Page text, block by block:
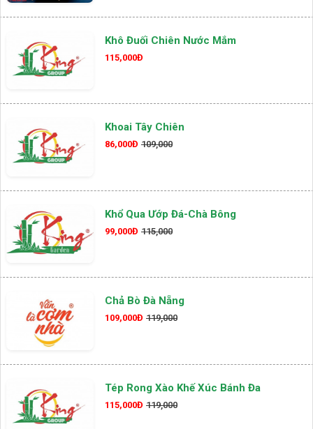
Khô Đuối Chiên Nước Mắm
115,000Đ
Khoai Tây Chiên
86,000Đ 109,000
Khổ Qua Ướp Đá-Chà Bông
99,000Đ 115,000
Chả Bò Đà Nẵng
109,000Đ 119,000
Tép Rong Xào Khế Xúc Bánh Đa
115,000Đ 119,000